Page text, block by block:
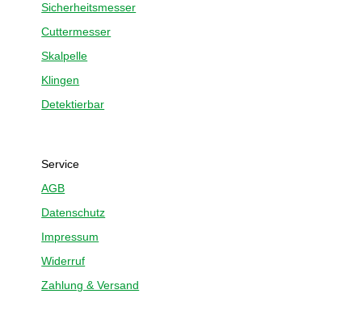
Sicherheitsmesser
Cuttermesser
Skalpelle
Klingen
Detektierbar
Service
AGB
Datenschutz
Impressum
Widerruf
Zahlung & Versand